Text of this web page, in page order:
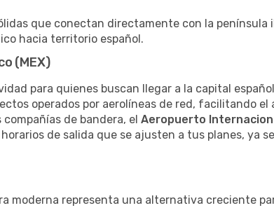
que conectan directamente con la península
hacia territorio español.
(MEX)
para quienes buscan llegar a la capital
operados por aerolíneas de red, facilitando el
de bandera, el Aeropuerto
de salida que se ajusten a tus planes, ya
moderna representa una alternativa creciente